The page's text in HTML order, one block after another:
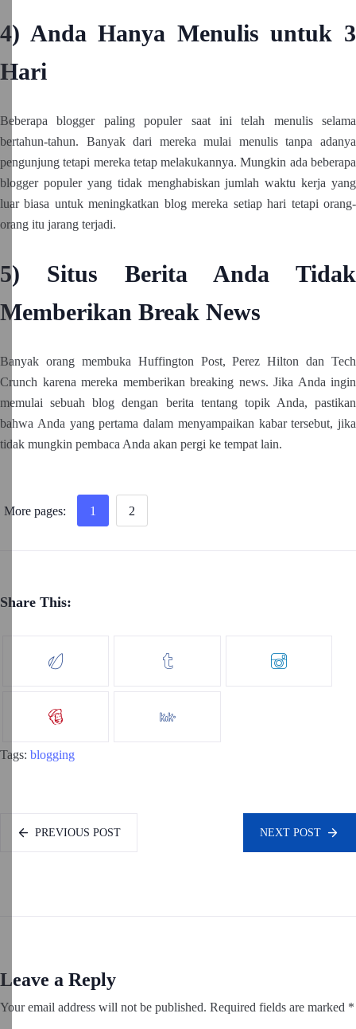
4) Anda Hanya Menulis untuk 3
Hari
Beberapa blogger paling populer saat ini telah menulis selama
bertahun-tahun. Banyak dari mereka mulai menulis tanpa adanya
pengunjung tetapi mereka tetap melakukannya. Mungkin ada beberapa
blogger populer yang tidak menghabiskan jumlah waktu kerja yang
luar biasa untuk meningkatkan blog mereka setiap hari tetapi orang-
orang itu jarang terjadi.
5) Situs Berita Anda Tidak
Memberikan Break News
Banyak orang membuka Huffington Post, Perez Hilton dan Tech
Crunch karena mereka memberikan breaking news. Jika Anda ingin
memulai sebuah blog dengan berita tentang topik Anda, pastikan
bahwa Anda yang pertama dalam menyampaikan kabar tersebut, jika
tidak mungkin pembaca Anda akan pergi ke tempat lain.
More pages: 1 2
Share This:
Tags: blogging
PREVIOUS POST NEXT POST
Leave a Reply
Your email address will not be published. Required fields are marked *